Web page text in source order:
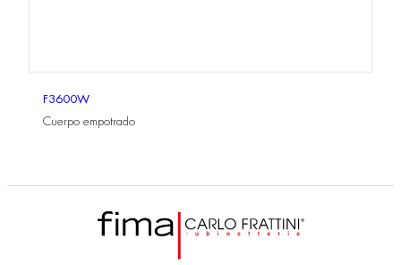
F3600W
Cuerpo empotrado